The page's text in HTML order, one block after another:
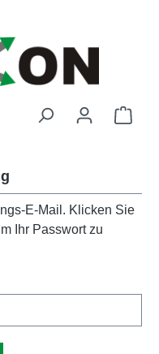
E-Mail. Klicken Sie
Ihr Passwort zu